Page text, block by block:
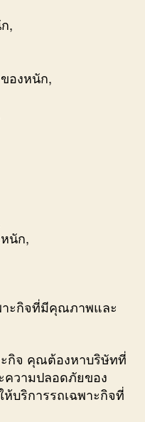
,
องหนัก,
นัก,
าะกิจที่มีคุณภาพและ
กิจ คุณต้องหาบริษัทที่
วามปลอดภัยของ
บริการรถเฉพาะกิจที่